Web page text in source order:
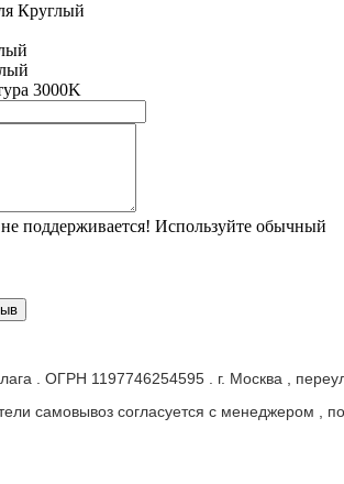
Круглый
3000K
поддерживается! Используйте обычный
. ОГРН 1197746254595 . г. Москва ,
самовывоз согласуется с менеджером ,